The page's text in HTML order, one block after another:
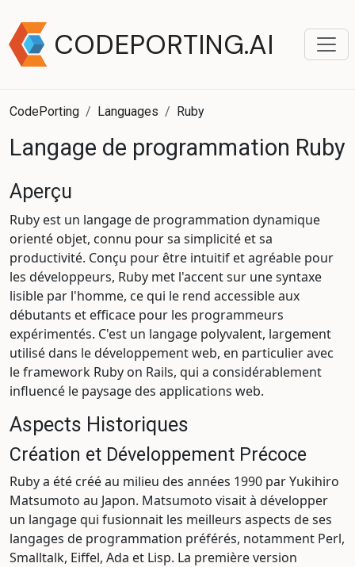
CODEPORTING.AI
CodePorting Languages Ruby
Langage de programmation Ruby
Aperçu
Ruby est un langage de programmation dynamique
orienté objet, connu pour sa simplicité et sa
productivité. Conçu pour être intuitif et agréable pour
les développeurs, Ruby met l'accent sur une syntaxe
lisible par l'homme, ce qui le rend accessible aux
débutants et efficace pour les programmeurs
expérimentés. C'est un langage polyvalent, largement
utilisé dans le développement web, en particulier avec
le framework Ruby on Rails, qui a considérablement
influencé le paysage des applications web.
Aspects Historiques
Création et Développement Précoce
Ruby a été créé au milieu des années 1990 par Yukihiro
Matsumoto au Japon. Matsumoto visait à développer
un langage qui fusionnait les meilleurs aspects de ses
langages de programmation préférés, notamment Perl,
Smalltalk, Eiffel, Ada et Lisp. La première version